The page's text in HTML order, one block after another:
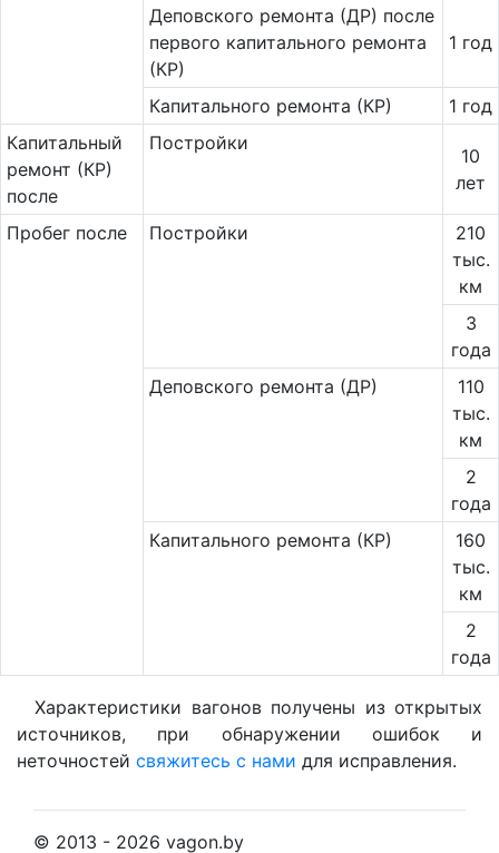
Деповского ремонта (ДР) после
первого капитального ремонта
(КР)
1 год
Капитального ремонта (КР)
1 год
Ка­пи­таль­ный
ремонт (КР)
после
Постройки
10
лет
Пробег после Постройки
210
тыс.
км
3
года
Деповского ремонта (ДР)
110
тыс.
км
2
года
Капитального ремонта (КР)
160
тыс.
км
2
года
Характеристики вагонов получены из открытых
источников, при обнаружении ошибок и
неточностей свяжитесь с нами для исправления.
© 2013 - 2026 vagon.by